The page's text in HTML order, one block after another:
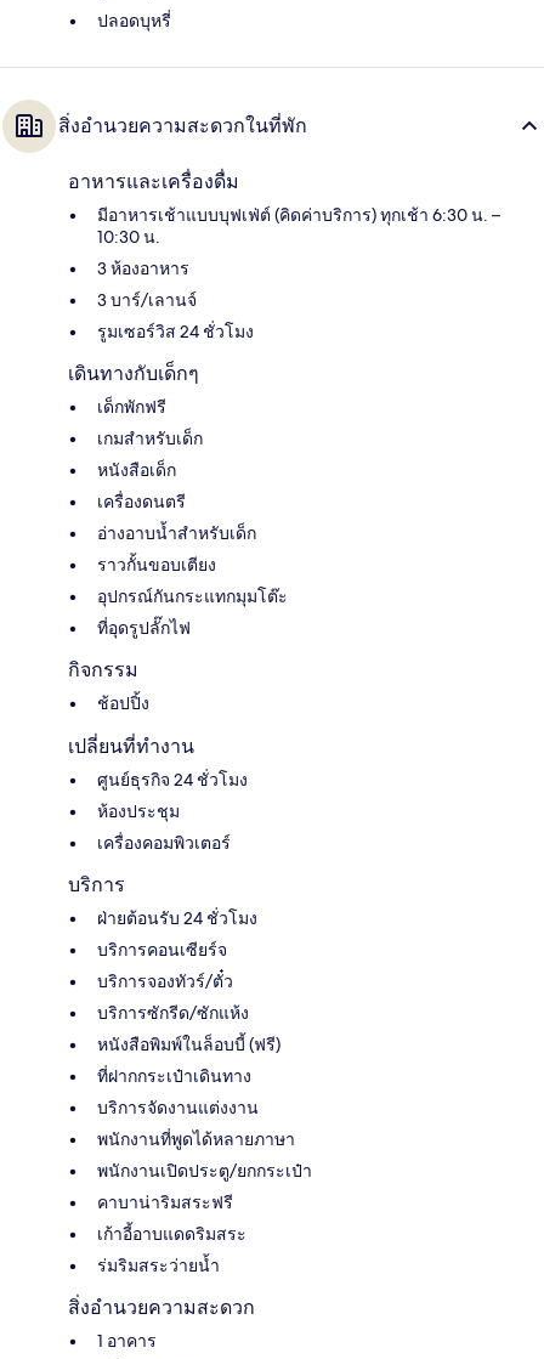
ปลอดบุหรี่
สิ่งอำนวยความสะดวกในที่พัก
อาหารและเครื่องดื่ม
มีอาหารเช้าแบบบุฟเฟ่ต์ (คิดค่าบริการ) ทุกเช้า 6:30 น. –
10:30 น.
3 ห้องอาหาร
3 บาร์/เลานจ์
รูมเซอร์วิส 24 ชั่วโมง
เดินทางกับเด็กๆ
เด็กพักฟรี
เกมสำหรับเด็ก
หนังสือเด็ก
เครื่องดนตรี
อ่างอาบน้ำสำหรับเด็ก
ราวกั้นขอบเตียง
อุปกรณ์กันกระแทกมุมโต๊ะ
ที่อุดรูปลั๊กไฟ
กิจกรรม
ช้อปปิ้ง
เปลี่ยนที่ทำงาน
ศูนย์ธุรกิจ 24 ชั่วโมง
ห้องประชุม
เครื่องคอมพิวเตอร์
บริการ
ฝ่ายต้อนรับ 24 ชั่วโมง
บริการคอนเซียร์จ
บริการจองทัวร์/ตั๋ว
บริการซักรีด/ซักแห้ง
หนังสือพิมพ์ในล็อบบี้ (ฟรี)
ที่ฝากกระเป๋าเดินทาง
บริการจัดงานแต่งงาน
พนักงานที่พูดได้หลายภาษา
พนักงานเปิดประตู/ยกกระเป๋า
คาบาน่าริมสระฟรี
เก้าอี้อาบแดดริมสระ
ร่มริมสระว่ายน้ำ
สิ่งอำนวยความสะดวก
1 อาคาร